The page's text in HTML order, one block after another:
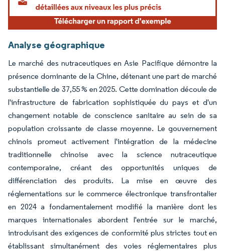
Analyse géographique
Le marché des nutraceutiques en Asie Pacifique démontre la
présence dominante de la Chine, détenant une part de marché
substantielle de 37,55 % en 2025. Cette domination découle de
l'infrastructure de fabrication sophistiquée du pays et d'un
changement notable de conscience sanitaire au sein de sa
population croissante de classe moyenne. Le gouvernement
chinois promeut activement l'intégration de la médecine
traditionnelle chinoise avec la science nutraceutique
contemporaine, créant des opportunités uniques de
différenciation des produits. La mise en œuvre des
réglementations sur le commerce électronique transfrontalier
en 2024 a fondamentalement modifié la manière dont les
marques internationales abordent l'entrée sur le marché,
introduisant des exigences de conformité plus strictes tout en
établissant simultanément des voies réglementaires plus